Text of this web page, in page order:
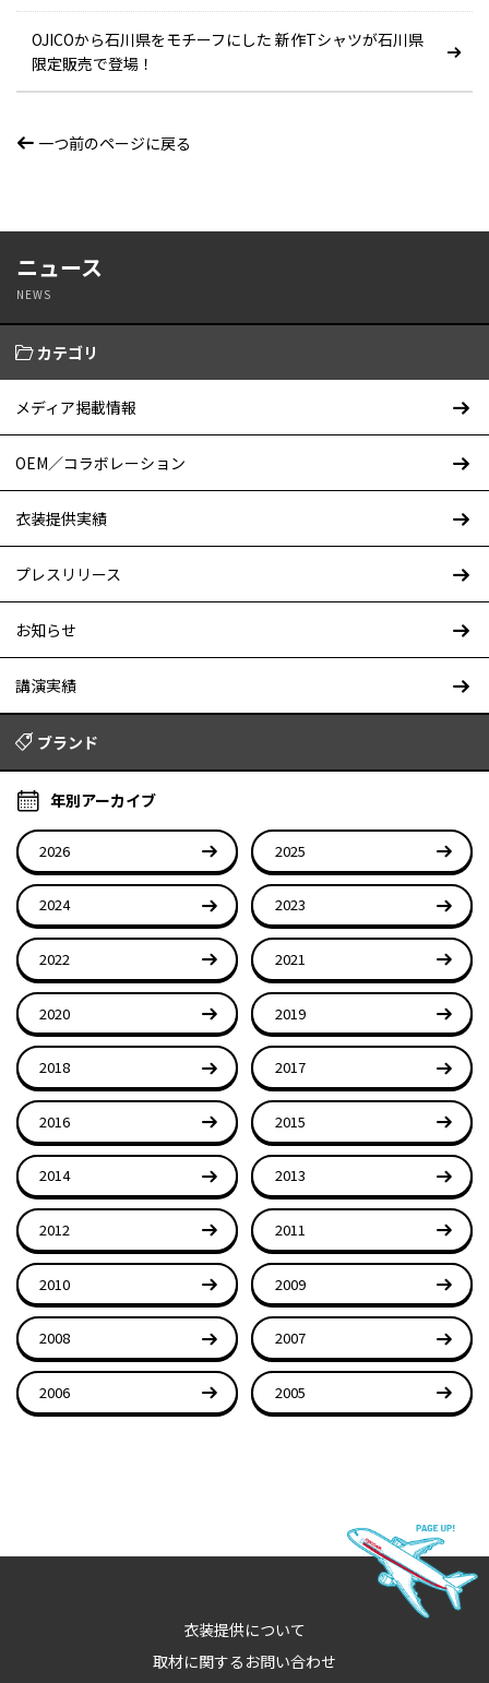
OJICOから石川県をモチーフにした 新作Tシャツが石川県
限定販売で登場！
一つ前のページに戻る
ニュース
NEWS
カテゴリ
メディア掲載情報
OEM／コラボレーション
衣装提供実績
プレスリリース
お知らせ
講演実績
ブランド
年別アーカイブ
2026 2025
2024 2023
2022 2021
2020 2019
2018 2017
2016 2015
2014 2013
2012 2011
2010 2009
2008 2007
2006 2005
衣装提供について
取材に関するお問い合わせ